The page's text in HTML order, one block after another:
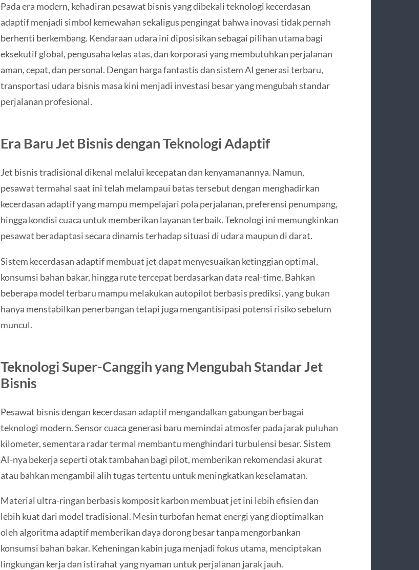
Pada era modern, kehadiran pesawat bisnis yang dibekali teknologi kecerdasan
adaptif menjadi simbol kemewahan sekaligus pengingat bahwa inovasi tidak pernah
berhenti berkembang. Kendaraan udara ini diposisikan sebagai pilihan utama bagi
eksekutif global, pengusaha kelas atas, dan korporasi yang membutuhkan perjalanan
aman, cepat, dan personal. Dengan harga fantastis dan sistem AI generasi terbaru,
transportasi udara bisnis masa kini menjadi investasi besar yang mengubah standar
perjalanan profesional.
Era Baru Jet Bisnis dengan Teknologi Adaptif
Jet bisnis tradisional dikenal melalui kecepatan dan kenyamanannya. Namun,
pesawat termahal saat ini telah melampaui batas tersebut dengan menghadirkan
kecerdasan adaptif yang mampu mempelajari pola perjalanan, preferensi penumpang,
hingga kondisi cuaca untuk memberikan layanan terbaik. Teknologi ini memungkinkan
pesawat beradaptasi secara dinamis terhadap situasi di udara maupun di darat.
Sistem kecerdasan adaptif membuat jet dapat menyesuaikan ketinggian optimal,
konsumsi bahan bakar, hingga rute tercepat berdasarkan data real-time. Bahkan
beberapa model terbaru mampu melakukan autopilot berbasis prediksi, yang bukan
hanya menstabilkan penerbangan tetapi juga mengantisipasi potensi risiko sebelum
muncul.
Teknologi Super-Canggih yang Mengubah Standar Jet
Bisnis
Pesawat bisnis dengan kecerdasan adaptif mengandalkan gabungan berbagai
teknologi modern. Sensor cuaca generasi baru memindai atmosfer pada jarak puluhan
kilometer, sementara radar termal membantu menghindari turbulensi besar. Sistem
AI-nya bekerja seperti otak tambahan bagi pilot, memberikan rekomendasi akurat
atau bahkan mengambil alih tugas tertentu untuk meningkatkan keselamatan.
Material ultra-ringan berbasis komposit karbon membuat jet ini lebih efisien dan
lebih kuat dari model tradisional. Mesin turbofan hemat energi yang dioptimalkan
oleh algoritma adaptif memberikan daya dorong besar tanpa mengorbankan
konsumsi bahan bakar. Keheningan kabin juga menjadi fokus utama, menciptakan
lingkungan kerja dan istirahat yang nyaman untuk perjalanan jarak jauh.